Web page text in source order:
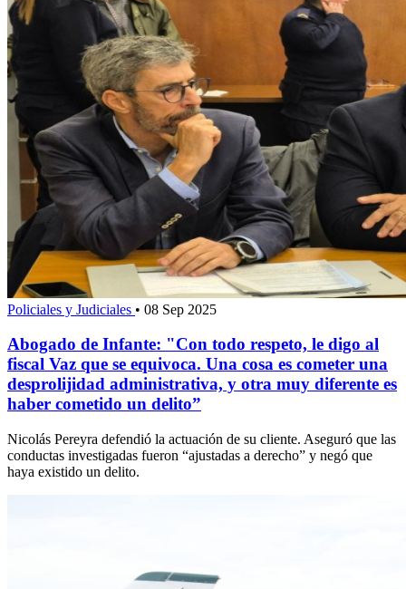
Policiales y Judiciales • 08 Sep 2025
Abogado de Infante: "Con todo respeto, le digo al
fiscal Vaz que se equivoca. Una cosa es cometer una
desprolijidad administrativa, y otra muy diferente es
haber cometido un delito”
Nicolás Pereyra defendió la actuación de su cliente. Aseguró que las
conductas investigadas fueron “ajustadas a derecho” y negó que
haya existido un delito.